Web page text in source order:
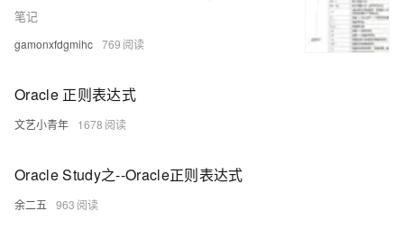
笔记
gamonxfdgmihc 769
Oracle 正则表达式
文艺小青年 1678
Oracle Study之--Oracle正则表达式
余二五 963